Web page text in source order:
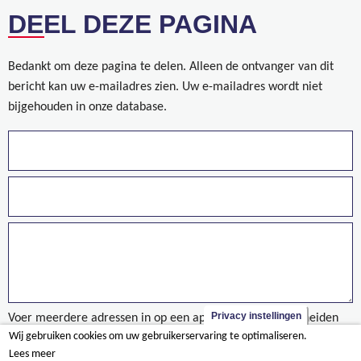
DEEL DEZE PAGINA
Bedankt om deze pagina te delen. Alleen de ontvanger van dit
bericht kan uw e-mailadres zien. Uw e-mailadres wordt niet
bijgehouden in onze database.
Voer meerdere adressen in op een aparte regels of gescheiden
door een komma.
Privacy instellingen
Wij gebruiken cookies om uw gebruikerservaring te optimaliseren.
Lees meer